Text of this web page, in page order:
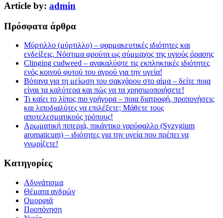
Article by: admin
Πρόσφατα άρθρα
Μύρτιλλο (μύρτιλλο) – φαρμακευτικές ιδιότητες και
ενδείξεις. Νόστιμα φρούτα ως σύμμαχος της υγιούς όρασης
Clinging cudweed – ανακαλύψτε τις εκπληκτικές ιδιότητες
ενός κοινού φυτού του αγρού για την υγεία!
Βότανα για τη μείωση του σακχάρου στο αίμα – δείτε ποια
είναι τα καλύτερα και πώς να τα χρησιμοποιήσετε!
Τι καίει το λίπος πιο γρήγορα – ποια διατροφή, προπονήσεις
και λιποδιαλύτες να επιλέξετε; Μάθετε τους
αποτελεσματικούς τρόπους!
Αρωματική πιπεριά, πικάντικο γαρύφαλλο (Syzygium
aromaticum) – ιδιότητες για την υγεία που πρέπει να
γνωρίζετε!
Kατηγορίες
Αδυνάτισμα
Θέματα ανδρών
Ομορφιά
Προπόνηση